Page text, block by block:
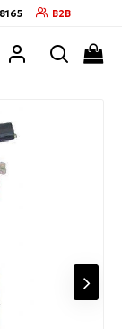
B2B